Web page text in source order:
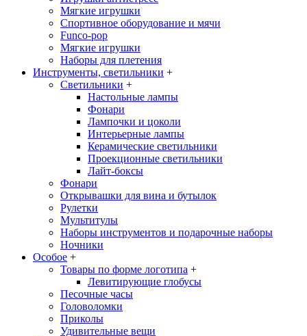
Мягкие игрушки
Спортивное оборудование и мячи
Funco-pop
Мягкие игрушки
Наборы для плетения
Инструменты, светильники +
Светильники +
Настольные лампы
Фонари
Лампочки и цоколи
Интерьерные лампы
Керамические светильники
Проекционные светильники
Лайт-боксы
Фонари
Открывашки для вина и бутылок
Рулетки
Мультитулы
Наборы инструментов и подарочные наборы
Ночники
Особое +
Товары по форме логотипа +
Левитирующие глобусы
Песочные часы
Головоломки
Приколы
Удивительные вещи